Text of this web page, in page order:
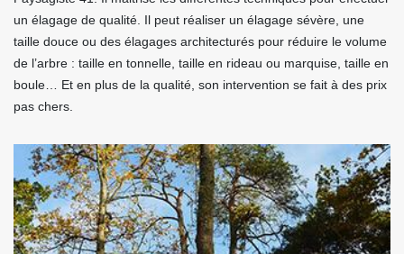
un élagage de qualité. Il peut réaliser un élagage sévère, une
taille douce ou des élagages architecturés pour réduire le volume
de l’arbre : taille en tonnelle, taille en rideau ou marquise, taille en
boule… Et en plus de la qualité, son intervention se fait à des prix
pas chers.